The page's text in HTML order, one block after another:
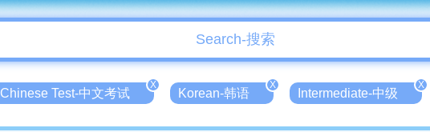
Chinese Test-中文考试
X
Korean-韩语
X
Intermediate-中级
X